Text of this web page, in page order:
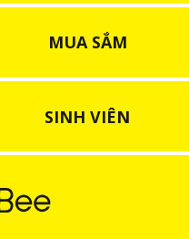
MUA SẮM
SINH VIÊN